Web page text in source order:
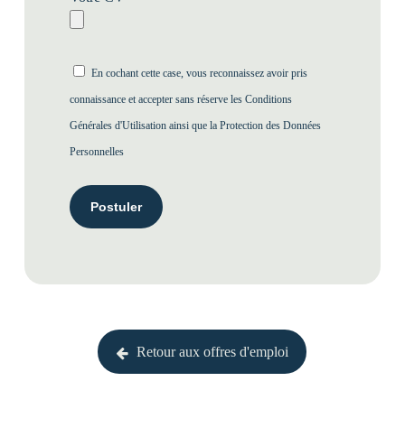
En cochant cette case, vous reconnaissez avoir pris
connaissance et accepter sans réserve les Conditions
Générales d'Utilisationainsi que la Protection des Données
Personnelles
Retour aux offres d'emploi